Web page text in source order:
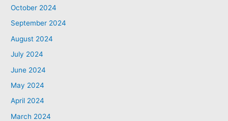
October 2024
September 2024
August 2024
July 2024
June 2024
May 2024
April 2024
March 2024